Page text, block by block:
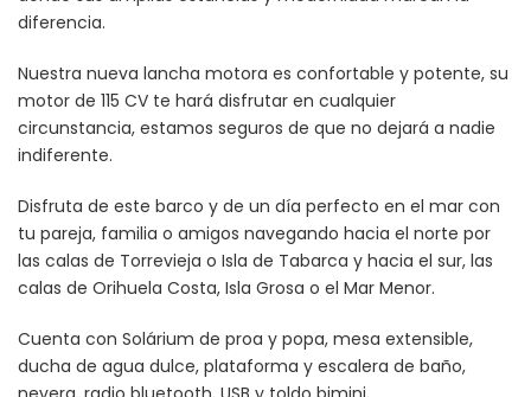
diferencia.
Nuestra nueva lancha motora es confortable y potente, su
motor de 115 CV te hará disfrutar en cualquier
circunstancia, estamos seguros de que no dejará a nadie
indiferente.
Disfruta de este barco y de un día perfecto en el mar con
tu pareja, familia o amigos navegando hacia el norte por
las calas de Torrevieja o Isla de Tabarca y hacia el sur, las
calas de Orihuela Costa, Isla Grosa o el Mar Menor.
Cuenta con Solárium de proa y popa, mesa extensible,
ducha de agua dulce, plataforma y escalera de baño,